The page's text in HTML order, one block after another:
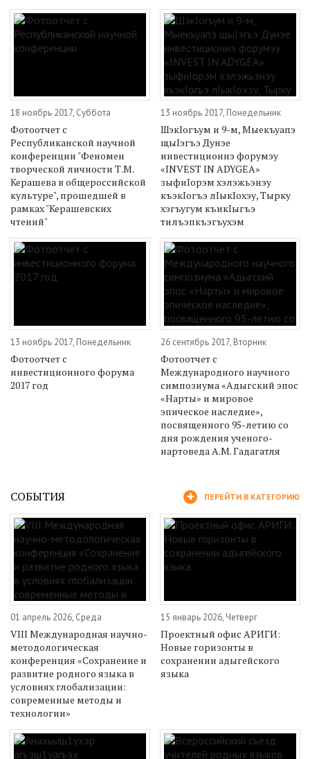
18 ноябрь 2017, Суббота
Фотоотчет с
Республиканской научной
конференции "Феномен
творческой личности Т.М.
Керашева в общероссийской
культуре", прошедшей в
рамках "Керашевских
чтений"
13 ноябрь 2017, Понедельник
ШэкIогъум и 9-м, Мыекъуапэ
щыIэгъэ Дунэе
инвестиционнэ форумэу
«INVEST IN ADYGEA»
зыфиIорэм хэлэжьэнэу
къэкIогъэ лIыкIохэу, Тырку
хэгъугум къикIыгъэ
тилъэпкъэгъухэм
13 ноябрь 2017, Понедельник
Фотоотчет с
инвестиционного форума
2017 год
26 сентябрь 2017, Вторник
Фотоотчет с
Международного научного
симпозиума «Адыгский эпос
«Нарты» и мировое
эпическое наследие»,
посвященного 95-летию со
дня рождения ученого-
нартоведа А.М. Гадагатля
СОБЫТИЯ ПЕРЕЙТИ В КАТЕГОРИЮ
01 апрель 2026, Среда
VIII Международная научно-
методологическая
конференция «Сохранение и
развитие родного языка в
условиях глобализации:
современные методы и
технологии»
15 январь 2026, Четверг
Проектный офис АРИГИ:
Новые горизонты в
сохранении адыгейского
языка